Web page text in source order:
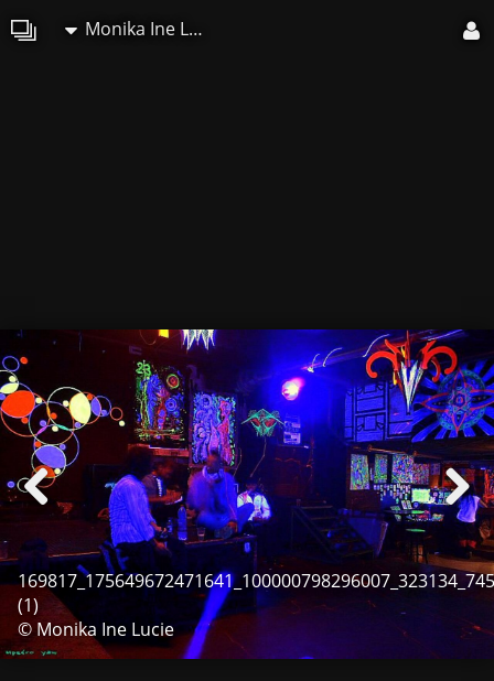
Monika Ine Lucie
(1)
© Monika Ine Lucie